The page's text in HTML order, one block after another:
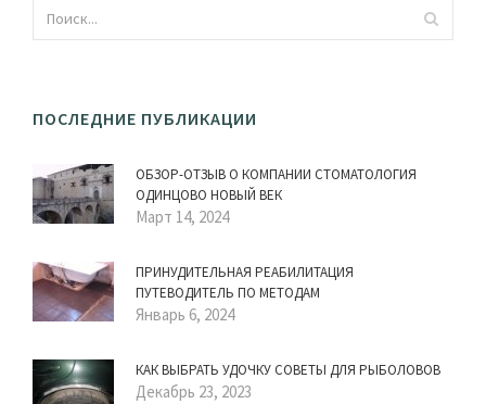
ПОСЛЕДНИЕ ПУБЛИКАЦИИ
ОБЗОР-ОТЗЫВ О КОМПАНИИ СТОМАТОЛОГИЯ
ОДИНЦОВО НОВЫЙ ВЕК
Март 14, 2024
ПРИНУДИТЕЛЬНАЯ РЕАБИЛИТАЦИЯ
ПУТЕВОДИТЕЛЬ ПО МЕТОДАМ
Январь 6, 2024
КАК ВЫБРАТЬ УДОЧКУ СОВЕТЫ ДЛЯ РЫБОЛОВОВ
Декабрь 23, 2023